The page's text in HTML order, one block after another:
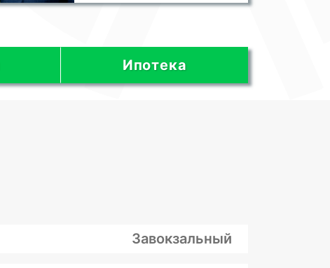
Ипотека
Завокзальный